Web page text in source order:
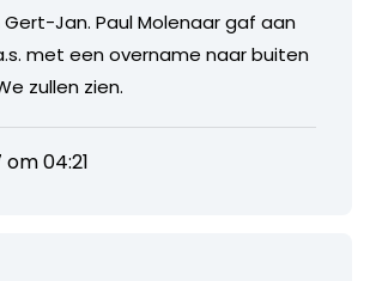
Gert-Jan. Paul Molenaar gaf aan
met een overname naar buiten
zullen zien.
om 04:21